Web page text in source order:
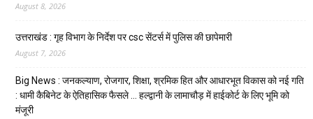
August 8, 2026
उत्तराखंड : गृह विभाग के निर्देश पर csc सेंटर्स में पुलिस की छापेमारी
August 7, 2026
Big News : जनकल्याण, रोजगार, शिक्षा, श्रमिक हित और आधारभूत विकास को नई गति
: धामी कैबिनेट के ऐतिहासिक फैसले … हल्द्वानी के लामाचौड़ में हाईकोर्ट के लिए भूमि को
मंजूरी